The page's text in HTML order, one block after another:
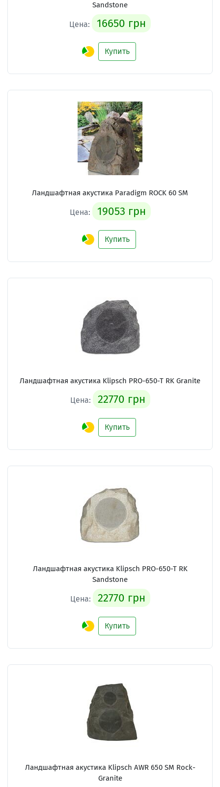
Sandstone
Цена: 16650 грн
Купить
Ландшафтная акустика Paradigm ROCK 60 SM
Цена: 19053 грн
Купить
Ландшафтная акустика Klipsch PRO-650-T RK Granite
Цена: 22770 грн
Купить
Ландшафтная акустика Klipsch PRO-650-T RK
Sandstone
Цена: 22770 грн
Купить
Ландшафтная акустика Klipsch AWR 650 SM Rock-
Granite